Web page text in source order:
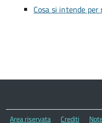
Cosa si intende
Area riservata Crediti